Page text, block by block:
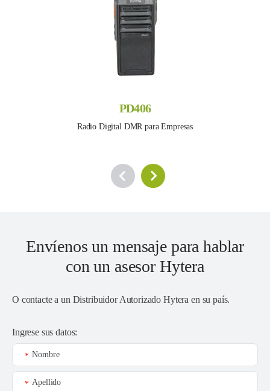
PD406
Radio Digital DMR para Empresas
Envíenos un mensaje para hablar
con un asesor Hytera
O contacte a un Distribuidor Autorizado Hytera en su país.
Ingrese sus datos:
Nombre
*
Apellido
*